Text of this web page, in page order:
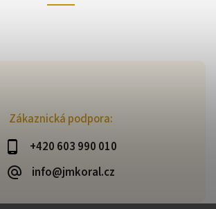
Zákaznická podpora:
+420 603 990 010
info@jmkoral.cz